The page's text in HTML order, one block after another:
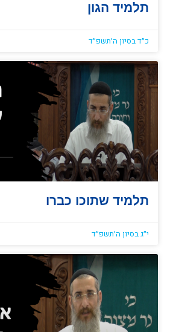
תלמיד הגון
כ״ד בסיון ה׳תשפ״ד
תלמיד שתוכו כברו
י״ג בסיון ה׳תשפ״ד